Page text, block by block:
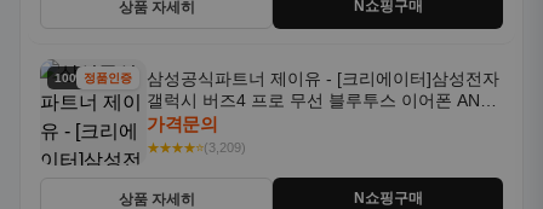
상품 자세히 N쇼핑구매
100% 할인
정품인증
삼성공식파트너 제이유 - [크리에이터]삼성전자
갤럭시 버즈4 프로 무선 블루투스 이어폰 ANC
SM-R640N
가격문의
★★★★⭐(3,209)
상품 자세히 N쇼핑구매